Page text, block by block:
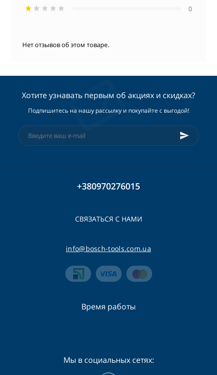
0
Нет отзывов об этом товаре.
Хотите узнавать первым об акциях и скидках?
Подпишитесь на нашу рассылку и покупайте с выгодой!
+380970276015
СВЯЗАТЬСЯ С НАМИ
info@bosch-tools.com.ua
Время работы
Мы в социальных сетях: